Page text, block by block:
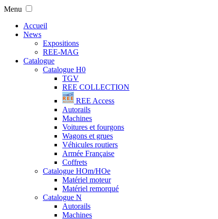
Menu
Accueil
News
Expositions
REE-MAG
Catalogue
Catalogue H0
TGV
REE COLLECTION
REE Access
Autorails
Machines
Voitures et fourgons
Wagons et grues
Véhicules routiers
Armée Française
Coffrets
Catalogue HOm/HOe
Matériel moteur
Matériel remorqué
Catalogue N
Autorails
Machines